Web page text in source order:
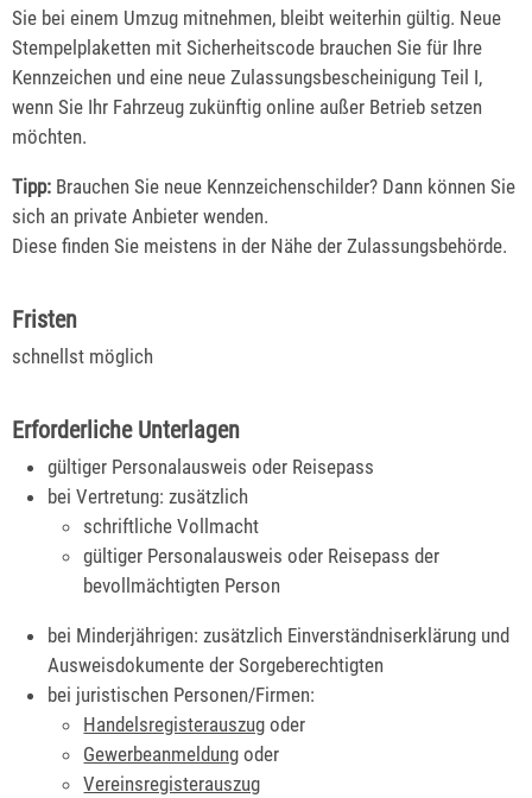
Sie bei einem Umzug mitnehmen, bleibt weiterhin gültig. Neue
Stempelplaketten mit Sicherheitscode brauchen Sie für Ihre
Kennzeichen und eine neue Zulassungsbescheinigung Teil I,
wenn Sie Ihr Fahrzeug zukünftig online außer Betrieb setzen
möchten.
Tipp: Brauchen Sie neue Kennzeichenschilder? Dann können Sie
sich an private Anbieter wenden.
Diese finden Sie meistens in der Nähe der Zulassungsbehörde.
Fristen
schnellst möglich
Erforderliche Unterlagen
gültiger Personalausweis oder Reisepass
bei Vertretung: zusätzlich
schriftliche Vollmacht
gültiger Personalausweis oder Reisepass der
bevollmächtigten Person
bei Minderjährigen: zusätzlich Einverständniserklärung und
Ausweisdokumente der Sorgeberechtigten
bei juristischen Personen/Firmen:
Handelsregisterauszug oder
Gewerbeanmeldung oder
Vereinsregisterauszug